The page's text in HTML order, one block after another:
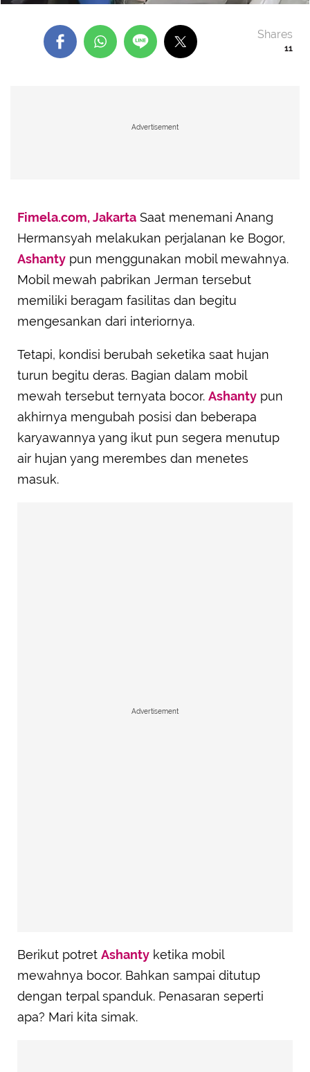
11
Shares
Advertisement
Fimela.com, Jakarta Saat menemani Anang
Hermansyah melakukan perjalanan ke Bogor,
Ashanty pun menggunakan mobil mewahnya.
Mobil mewah pabrikan Jerman tersebut
memiliki beragam fasilitas dan begitu
mengesankan dari interiornya.
Tetapi, kondisi berubah seketika saat hujan
turun begitu deras. Bagian dalam mobil
mewah tersebut ternyata bocor. Ashanty pun
akhirnya mengubah posisi dan beberapa
karyawannya yang ikut pun segera menutup
air hujan yang merembes dan menetes
masuk.
Advertisement
Berikut potret Ashanty ketika mobil
mewahnya bocor. Bahkan sampai ditutup
dengan terpal spanduk. Penasaran seperti
apa? Mari kita simak.